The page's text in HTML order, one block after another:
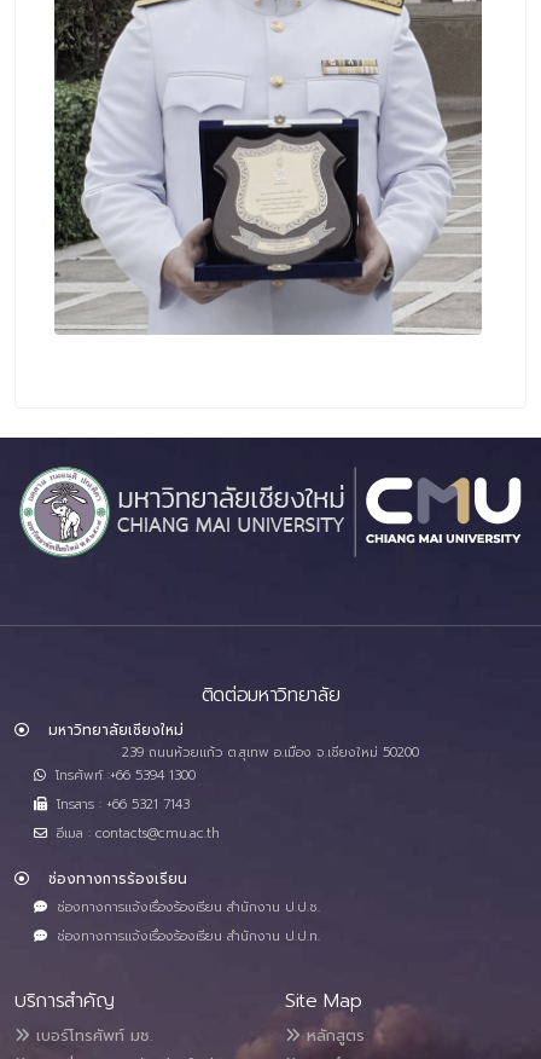
ติดต่อมหาวิทยาลัย
มหาวิทยาลัยเชียงใหม่
239 ถนนห้วยแก้ว ต.สุเทพ อ.เมือง จ.เชียงใหม่ 50200
โทรศัพท์ :+66 5394 1300
โทรสาร : +66 5321 7143
อีเมล : contacts@cmu.ac.th
ช่องทางการร้องเรียน
ช่องทางการแจ้งเรื่องร้องเรียน สำนักงาน ป.ป.ช.
ช่องทางการแจ้งเรื่องร้องเรียน สำนักงาน ป.ป.ท.
บริการสำคัญ
เบอร์โทรศัพท์ มช.
Site Map
หลักสูตร